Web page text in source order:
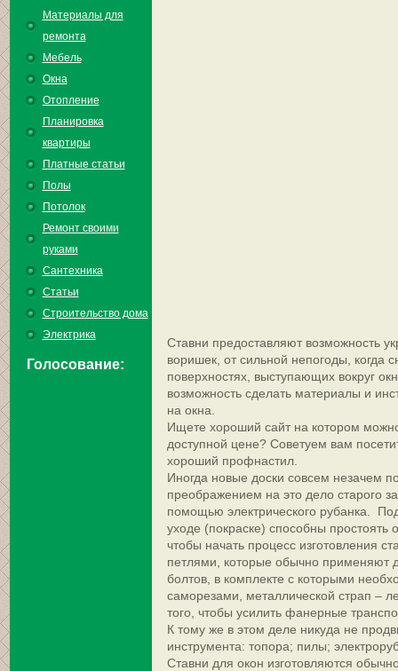
Материалы для
ремонта
Мебель
Окна
Отопление
Планировка
квартиры
Платные статьи
Полы
Потолок
Ремонт своими
руками
Сантехника
Статьи
Строительство дома
Электрика
Голосование:
Ставни предоставляют возможность
воришек, от сильной непогоды, когда
поверхностях, выступающих вокруг
возможность сделать материалы и
на окна.
Ищете хороший сайт на котором
доступной цене? Советуем вам
хороший профнастил.
Иногда новые доски совсем незачем
преображением на это дело старого
помощью электрического рубанка.
уходе (покраске) способны простоять
чтобы начать процесс изготовления
петлями, которые обычно применяют
болтов, в комплекте с которыми
саморезами, металлической страп –
того, чтобы усилить фанерные
К тому же в этом деле никуда не
инструмента: топора; пилы;
Ставни для окон изготовляются